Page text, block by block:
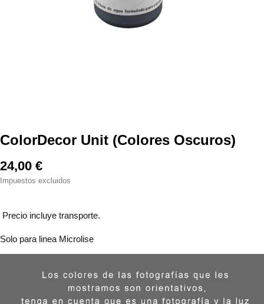
ColorDecor Unit (Colores Oscuros)
24,00 €
Impuestos excluidos
Precio incluye transporte.
Solo para linea Microlise